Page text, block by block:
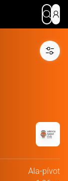
Ala-pívot